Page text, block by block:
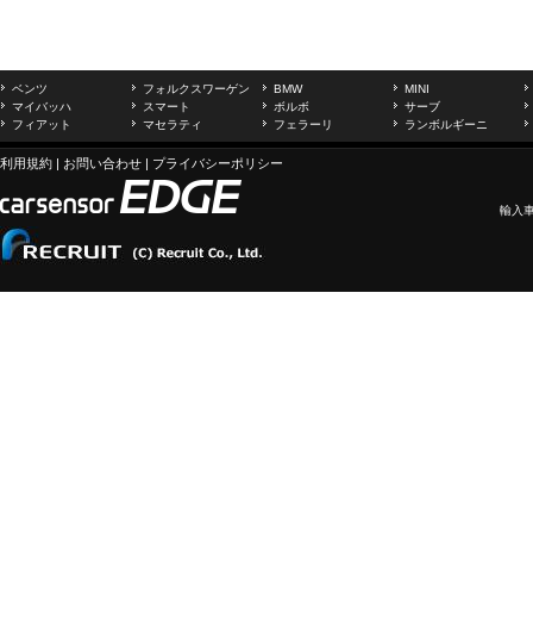
ベンツ フォルクスワーゲン BMW
MINI
マイバッハ
スマート ボルボ
サーブ
フィアット
マセラティ フェラーリ ランボルギーニ
利用規約 | お問い合わせ | プライバシーポリシー
輸入